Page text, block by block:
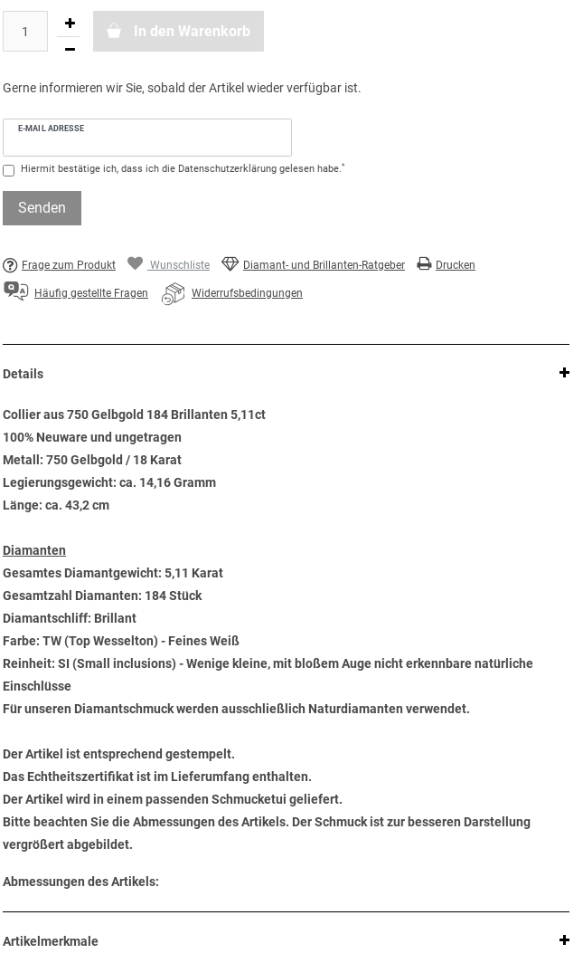
In den Warenkorb
Gerne informieren wir Sie, sobald der Artikel wieder verfügbar ist.
E-MAIL ADRESSE
Hiermit bestätige ich, dass ich die Daten­schutz­erklärung gelesen habe.*
Senden
Frage zum Produkt Wunschliste Diamant- und Brillanten-Ratgeber Drucken
Häufig gestellte Fragen Widerrufsbedingungen
Details
Collier aus 750 Gelbgold 184 Brillanten 5,11ct
100% Neuware und ungetragen
Metall: 750 Gelbgold / 18 Karat
Legierungsgewicht: ca. 14,16 Gramm
Länge: ca. 43,2 cm
Diamanten
Gesamtes Diamantgewicht: 5,11 Karat
Gesamtzahl Diamanten: 184 Stück
Diamantschliff: Brillant
Farbe: TW (Top Wesselton) - Feines Weiß
Reinheit: SI (Small inclusions) - Wenige kleine, mit bloßem Auge nicht erkennbare natürliche
Einschlüsse
Für unseren Diamantschmuck werden ausschließlich Naturdiamanten verwendet.
Der Artikel ist entsprechend gestempelt.
Das Echtheitszertifikat ist im Lieferumfang enthalten.
Der Artikel wird in einem passenden Schmucketui geliefert.
Bitte beachten Sie die Abmessungen des Artikels. Der Schmuck ist zur besseren Darstellung
vergrößert abgebildet.
Abmessungen des Artikels:
Artikelmerkmale